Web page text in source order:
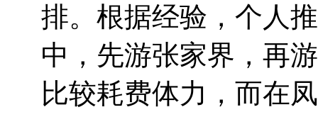
排。根据经验，个人
中，先游张家界，再
比较耗费体力，而在